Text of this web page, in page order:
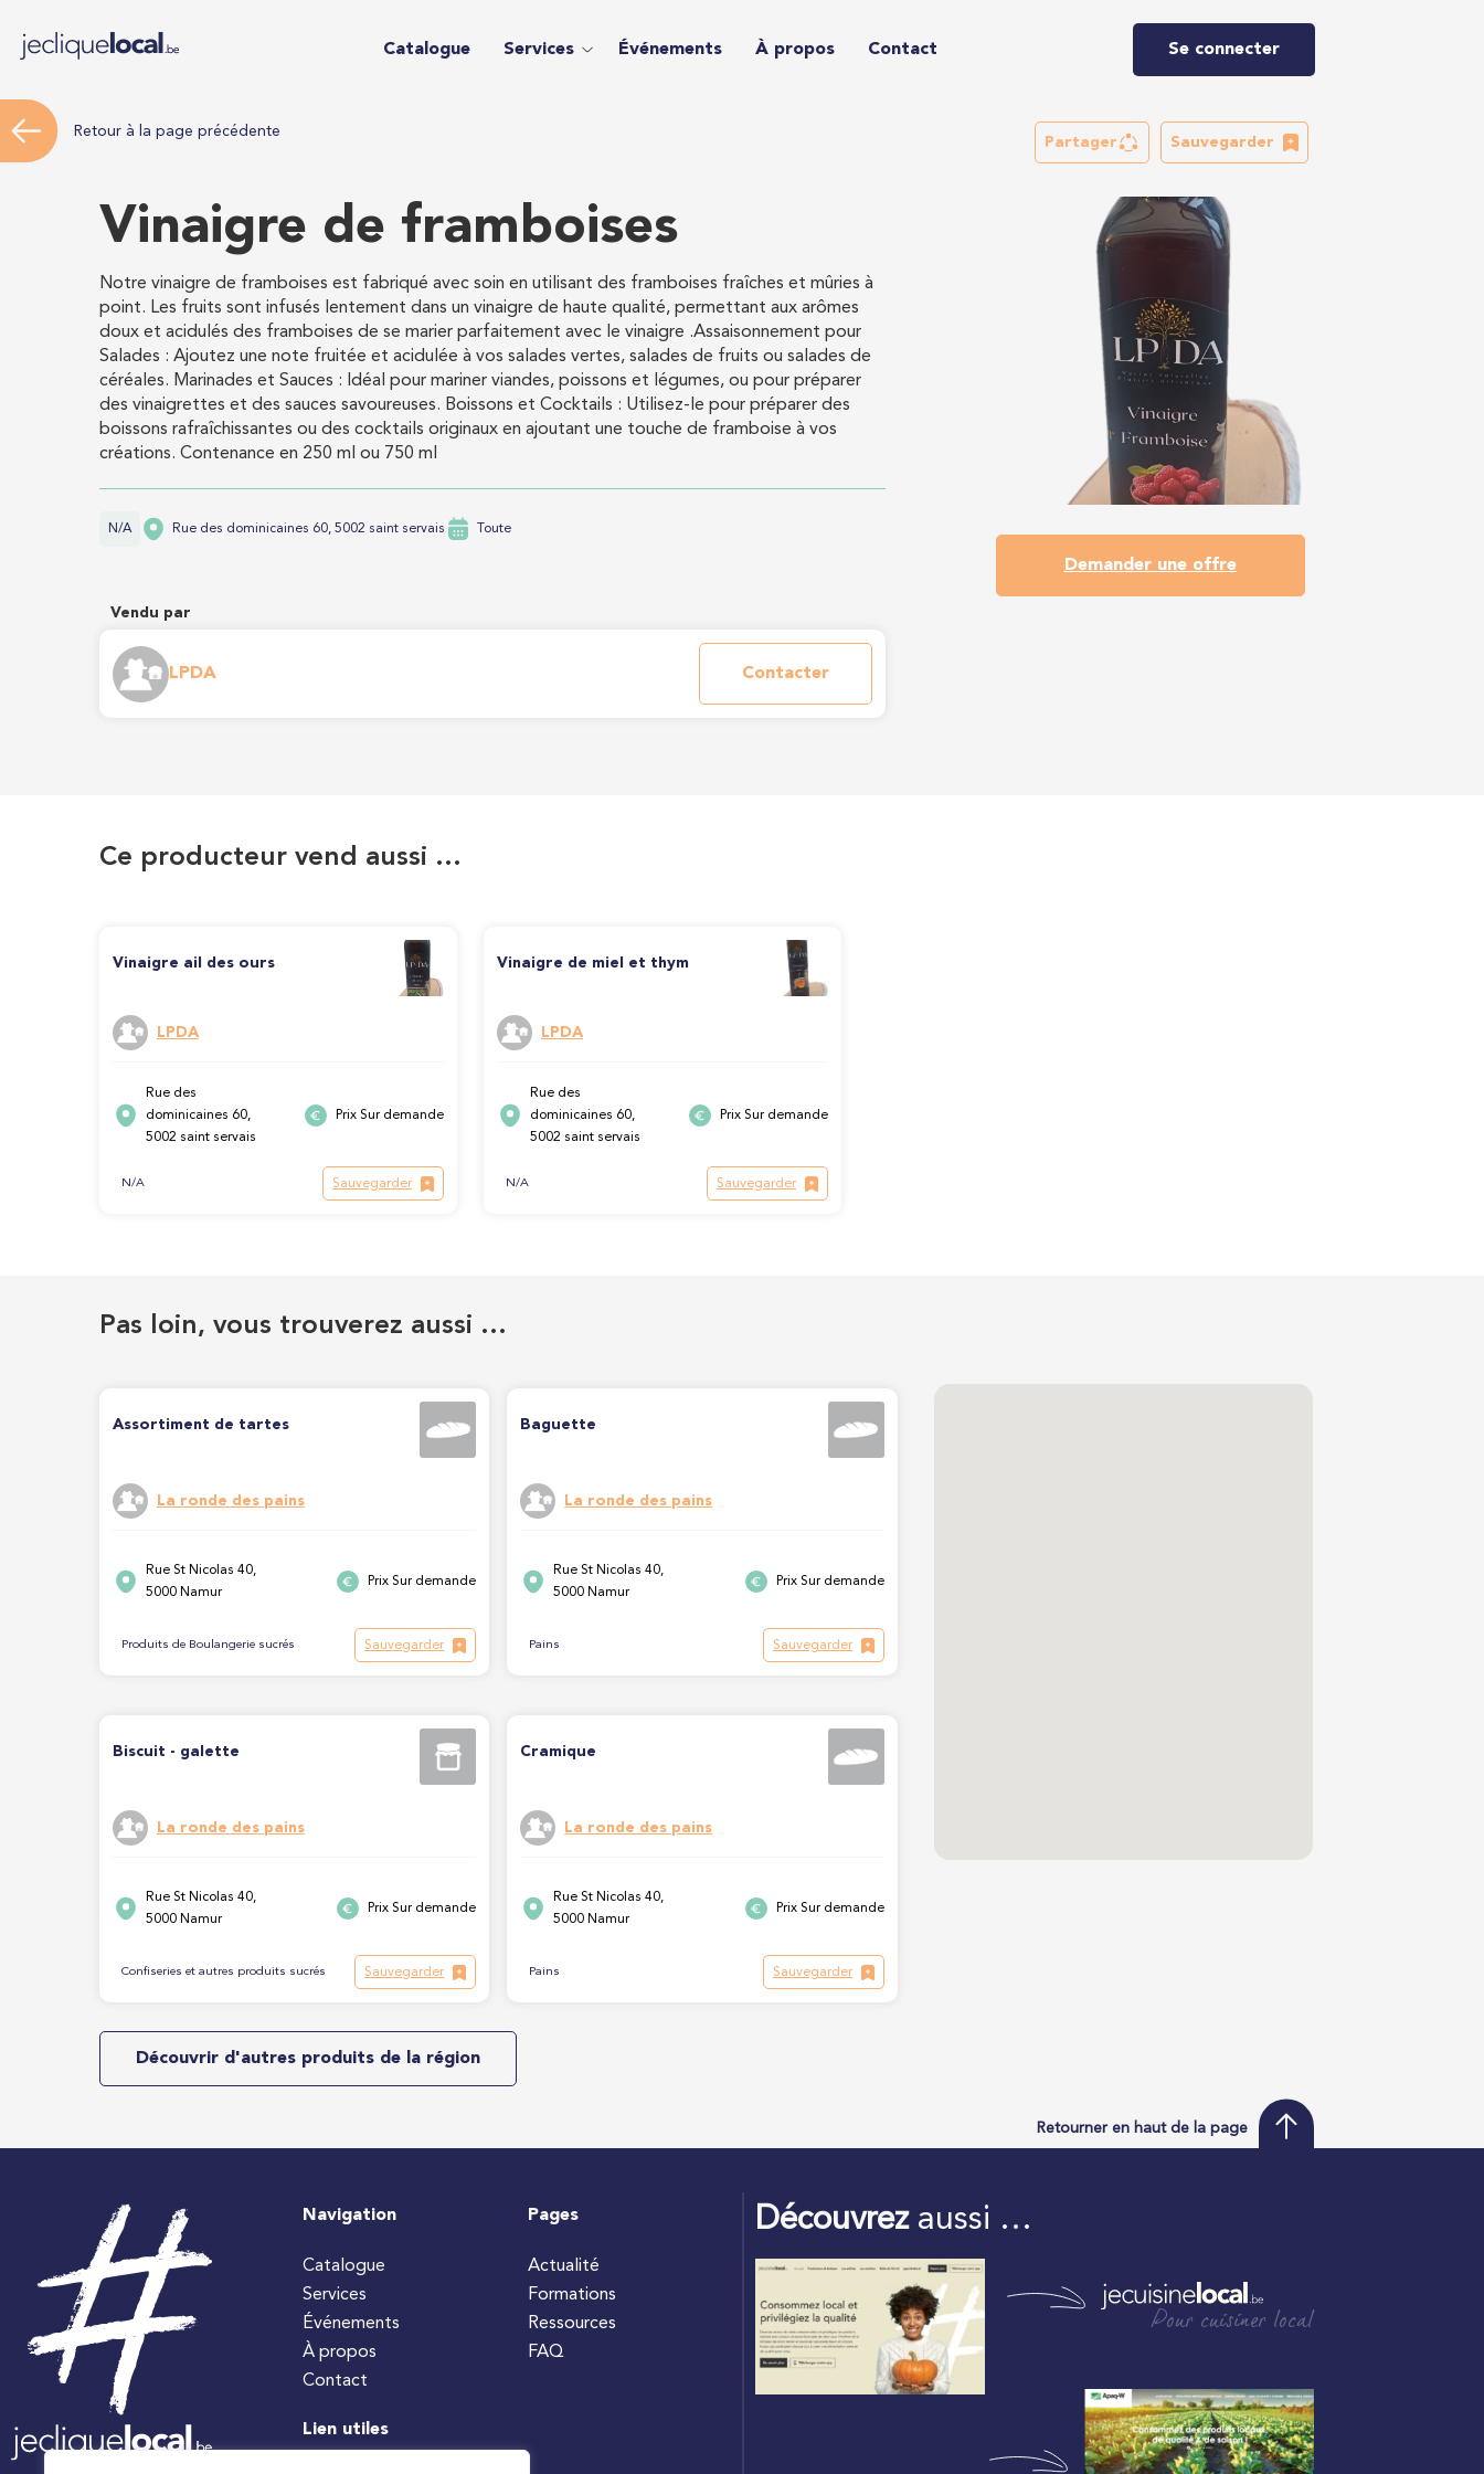
Catalogue Services Événements À propos Contact Se connecter
Retour à la page précédente
Partager Sauvegarder
Vinaigre de framboises
Notre vinaigre de framboises est fabriqué avec soin en utilisant des framboises fraîches et mûries à
point. Les fruits sont infusés lentement dans un vinaigre de haute qualité, permettant aux arômes
doux et acidulés des framboises de se marier parfaitement avec le vinaigre .Assaisonnement pour
Salades : Ajoutez une note fruitée et acidulée à vos salades vertes, salades de fruits ou salades de
céréales. Marinades et Sauces : Idéal pour mariner viandes, poissons et légumes, ou pour préparer
des vinaigrettes et des sauces savoureuses. Boissons et Cocktails : Utilisez-le pour préparer des
boissons rafraîchissantes ou des cocktails originaux en ajoutant une touche de framboise à vos
créations. Contenance en 250 ml ou 750 ml
N/A Rue des dominicaines 60, 5002 saint servais Toute
Vendu par
LPDA Contacter
Demander une offre
Ce producteur vend aussi …
Vinaigre ail des ours
LPDA
Rue des
dominicaines 60,
5002 saint servais
Prix Sur demande
N/A Sauvegarder
Vinaigre de miel et thym
LPDA
Rue des
dominicaines 60,
5002 saint servais
Prix Sur demande
N/A Sauvegarder
Pas loin, vous trouverez aussi …
Assortiment de tartes
La ronde des pains
Rue St Nicolas 40,
5000 Namur
Prix Sur demande
Produits de Boulangerie sucrés Sauvegarder
Baguette
La ronde des pains
Rue St Nicolas 40,
5000 Namur
Prix Sur demande
Pains Sauvegarder
Biscuit - galette
La ronde des pains
Rue St Nicolas 40,
5000 Namur
Prix Sur demande
Confiseries et autres produits sucrés Sauvegarder
Cramique
La ronde des pains
Rue St Nicolas 40,
5000 Namur
Prix Sur demande
Pains Sauvegarder
Découvrir d'autres produits de la région
Retourner en haut de la page
Navigation
Catalogue
Services
Événements
À propos
Contact
Pages
Actualité
Formations
Ressources
FAQ
Lien utiles
Découvrezaussi …
Pour cuisiner local